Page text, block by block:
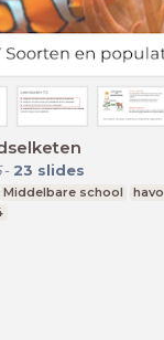
- 23 slides
Middelbare school
havo